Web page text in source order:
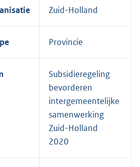
Zuid-Holland
Provincie
Subsidieregeling
bevorderen
intergemeentelijke
samenwerking
Zuid-Holland
2020